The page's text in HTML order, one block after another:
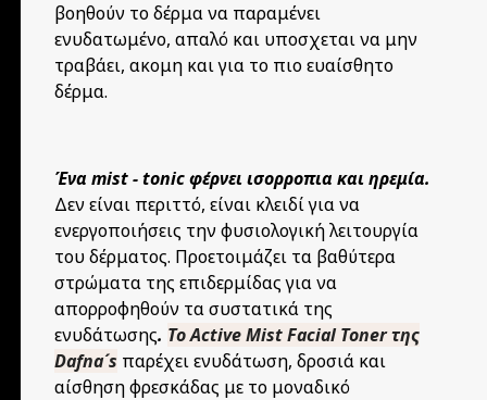
βοηθούν το δέρμα να παραμένει
ενυδατωμένο, απαλό και υποσχεται να μην
τραβάει, ακομη και για το πιο ευαίσθητο
δέρμα.
Ένα mist - tonic φέρνει ισορροπια και ηρεμία.
Δεν είναι περιττό, είναι κλειδί για να
ενεργοποιήσεις την φυσιολογική λειτουργία
του δέρματος. Προετοιμάζει τα βαθύτερα
στρώματα της επιδερμίδας για να
απορροφηθούν τα συστατικά της
ενυδάτωσης. To Active Mist Facial Toner της
Dafna´s παρέχει ενυδάτωση, δροσιά και
αίσθηση φρεσκάδας με το μοναδικό